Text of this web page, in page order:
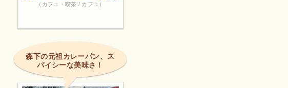
（カフェ・喫茶 / カフェ）
森下の元祖カレーパン、ス
パイシーな美味さ！